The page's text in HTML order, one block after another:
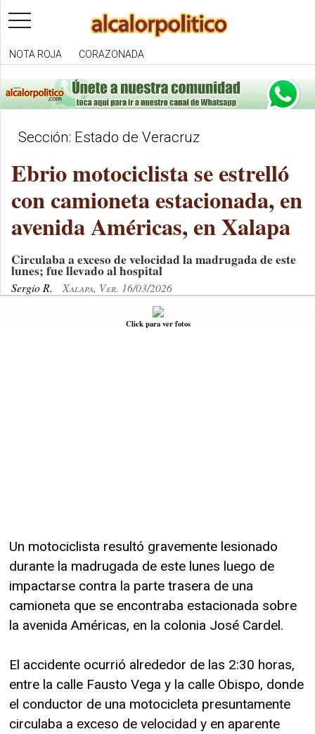
toggle
navigation
NOTA ROJA CORAZONADA
Sección: Estado de Veracruz
Ebrio motociclista se estrelló
con camioneta estacionada, en
avenida Américas, en Xalapa
Circulaba a exceso de velocidad la madrugada de este
lunes; fue llevado al hospital
Sergio R. Xalapa, Ver. 16/03/2026
Click para ver fotos
Un motociclista resultó gravemente lesionado
durante la madrugada de este lunes luego de
impactarse contra la parte trasera de una
camioneta que se encontraba estacionada sobre
la avenida Américas, en la colonia José Cardel.
El accidente ocurrió alrededor de las 2:30 horas,
entre la calle Fausto Vega y la calle Obispo, donde
el conductor de una motocicleta presuntamente
circulaba a exceso de velocidad y en aparente